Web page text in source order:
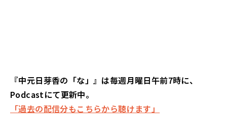
『中元日芽香の「な」』は毎週月曜日午前7時に、
Podcastにて更新中。
「過去の配信分もこちらから聴けます」